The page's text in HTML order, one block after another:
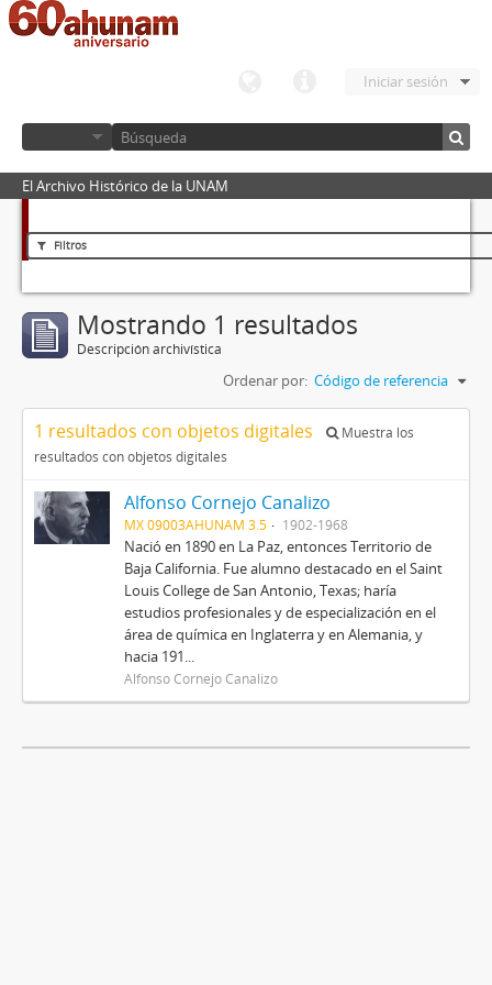
Iniciar sesión
El Archivo Histórico de la UNAM
Filtros
Mostrando 1 resultados
Descripción archivística
Ordenar por: Código de referencia
1 resultados con objetos digitales
Muestra los
resultados con objetos digitales
Alfonso Cornejo Canalizo
MX 09003AHUNAM 3.5 1902-1968
Nació en 1890 en La Paz, entonces Territorio de
Baja California. Fue alumno destacado en el Saint
Louis College de San Antonio, Texas; haría
estudios profesionales y de especialización en el
área de química en Inglaterra y en Alemania, y
hacia 191...
Alfonso Cornejo Canalizo